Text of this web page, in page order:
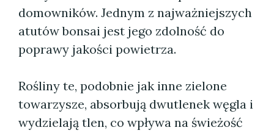
domowników. Jednym z najważniejszych
atutów bonsai jest jego zdolność do
poprawy jakości powietrza.
Rośliny te, podobnie jak inne zielone
towarzysze, absorbują dwutlenek węgla i
wydzielają tlen, co wpływa na świeżość